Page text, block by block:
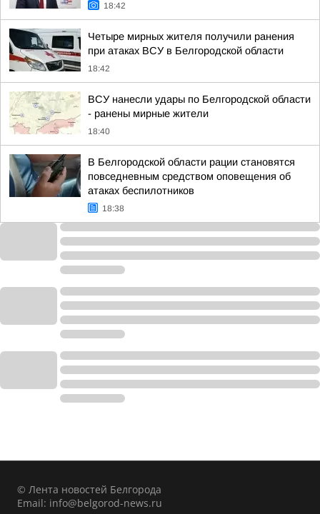
18:42
Четыре мирных жителя получили ранения
при атаках ВСУ в Белгородской области
18:42
ВСУ нанесли удары по Белгородской области
- ранены мирные жители
18:40
В Белгородской области рации становятся
повседневным средством оповещения об
атаках беспилотников
18:38
© Лента новостей Белгорода
Email: info@belgorod-news.ru